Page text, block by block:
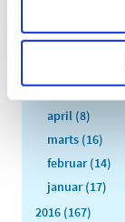
juli (9)
maj (9)
april (8)
marts (16)
februar (14)
januar (17)
2016 (167)